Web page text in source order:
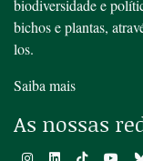
biodiversidade e
bichos e plantas,
los.
Saiba mais
As nossas